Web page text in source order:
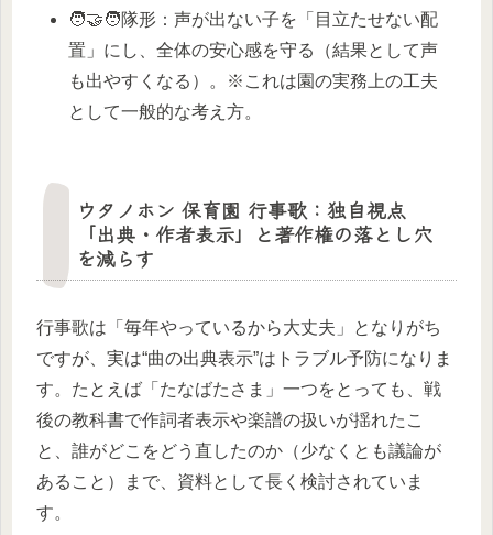
🧑‍🤝‍🧑隊形：声が出ない子を「目立たせない配
置」にし、全体の安心感を守る（結果として声
も出やすくなる）。※これは園の実務上の工夫
として一般的な考え方。
ウタノホン 保育園 行事歌：独自視点
「出典・作者表示」と著作権の落とし穴
を減らす
行事歌は「毎年やっているから大丈夫」となりがち
ですが、実は“曲の出典表示”はトラブル予防になりま
す。たとえば「たなばたさま」一つをとっても、戦
後の教科書で作詞者表示や楽譜の扱いが揺れたこ
と、誰がどこをどう直したのか（少なくとも議論が
あること）まで、資料として長く検討されていま
す。